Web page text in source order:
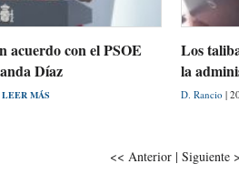
acuerdo con el PSOE
Díaz
LEER MÁS
Los
la
D. Rancio |
<< Anterior| Siguiente